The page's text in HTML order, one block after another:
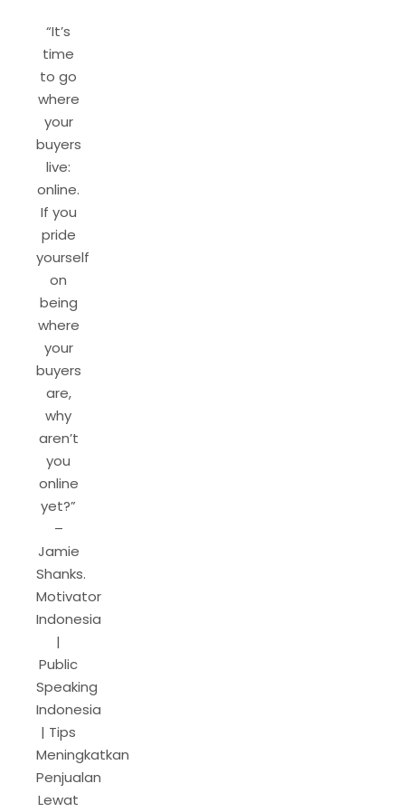
“It’s
time
to go
where
your
buyers
live:
online.
If you
pride
yourself
on
being
where
your
buyers
are,
why
aren’t
you
online
yet?”
–
Jamie
Shanks.
Motivator
Indonesia
|
Public
Speaking
Indonesia
| Tips
Meningkatkan
Penjualan
Lewat